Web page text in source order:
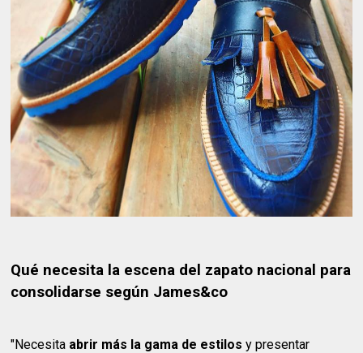
Qué necesita la escena del zapato nacional para
consolidarse según James&co
"Necesita abrir más la gama de estilos y presentar